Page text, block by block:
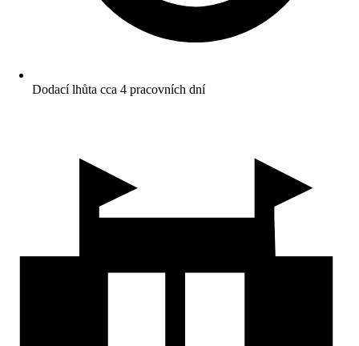
Dodací lhůta cca 4 pracovních dní